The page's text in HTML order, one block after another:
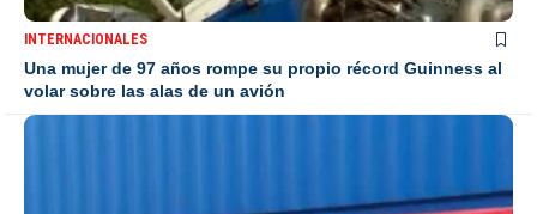
INTERNACIONALES
Una mujer de 97 años rompe su propio récord Guinness al
volar sobre las alas de un avión